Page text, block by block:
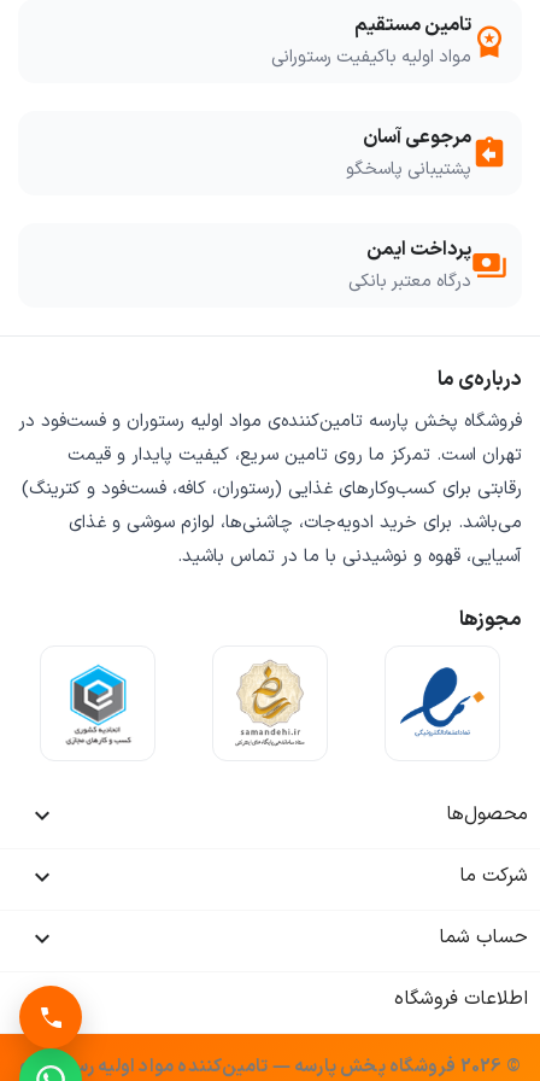
workspace_premium تامین مستقیم
مواد اولیه باکیفیت رستورانی
assignment_returnمرجوعی آسان
پشتیبانی پاسخگو
paymentsپرداخت ایمن
درگاه معتبر بانکی
درباره‌ی ما
فروشگاه پخش پارسه تامین‌کننده‌ی مواد اولیه رستوران و فست‌فود در
تهران است. تمرکز ما روی تامین سریع، کیفیت پایدار و قیمت
رقابتی برای کسب‌وکارهای غذایی (رستوران، کافه، فست‌فود و کترینگ)
می‌باشد. برای خرید ادویه‌جات، چاشنی‌ها، لوازم سوشی و غذای
آسیایی، قهوه و نوشیدنی با ما در تماس باشید.
مجوزها
محصول‌ها 
شرکت ما 
حساب شما 
اطلاعات فروشگاه keyboard_arrow_down
© 2026 فروشگاه پخش پارسه — تامین‌کننده مواد اولیه رستوران و